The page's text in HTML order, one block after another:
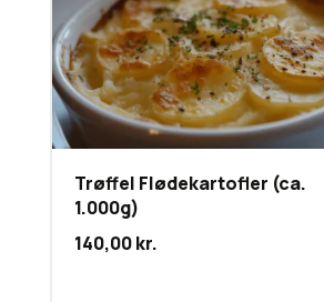
Trøffel Flødekartofler (ca.
1.000g)
140,00kr.